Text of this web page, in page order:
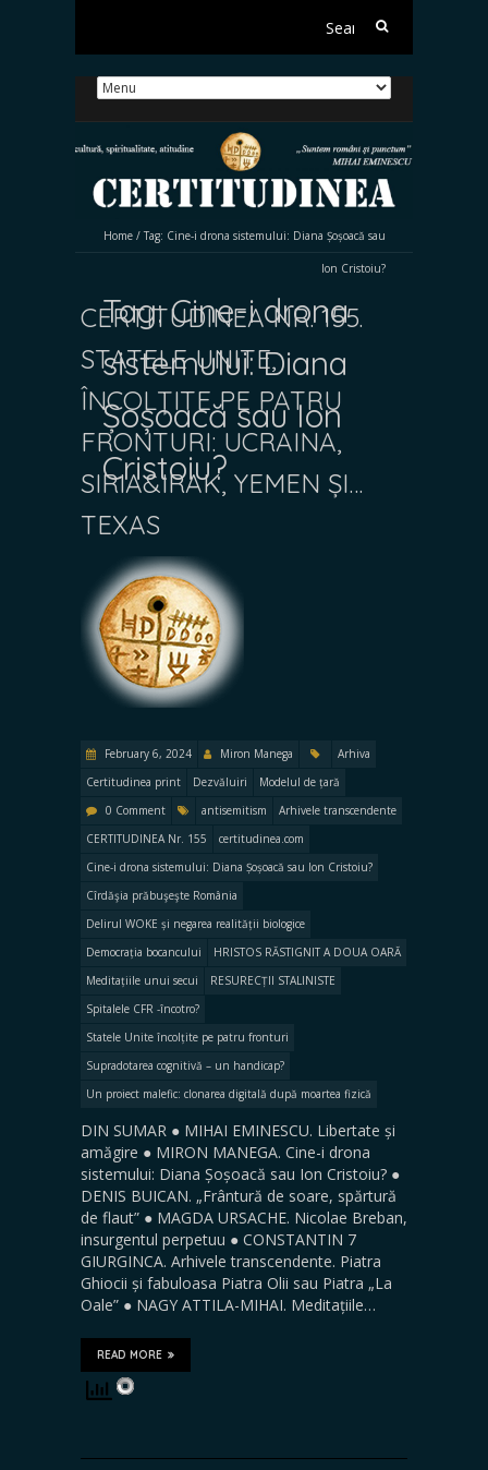
Search
Home / Tag: Cine-i drona sistemului: Diana Șoșoacă sau
Ion Cristoiu?
Tag:Cine-i drona
sistemului: Diana
Șoșoacă sau Ion
Cristoiu?
CERTITUDINEA NR. 155.
STATELE UNITE,
ÎNCOLȚITE PE PATRU
FRONTURI: UCRAINA,
SIRIA&IRAK, YEMEN ȘI…
TEXAS
February 6, 2024 Miron Manega
Arhiva
Certitudinea print
Dezvăluiri
Modelul de țară
0 Comment
antisemitism
Arhivele transcendente
CERTITUDINEA Nr. 155
certitudinea.com
Cine-i drona sistemului: Diana Șoșoacă sau Ion Cristoiu?
Cîrdăşia prăbuşeşte România
Delirul WOKE și negarea realității biologice
Democrația bocancului
HRISTOS RĂSTIGNIT A DOUA OARĂ
Meditațiile unui secui
RESURECȚII STALINISTE
Spitalele CFR -încotro?
Statele Unite încolțite pe patru fronturi
Supradotarea cognitivă – un handicap?
Un proiect malefic: clonarea digitală după moartea fizică
DIN SUMAR ● MIHAI EMINESCU. Libertate și
amăgire ● MIRON MANEGA. Cine-i drona
sistemului: Diana Șoșoacă sau Ion Cristoiu? ●
DENIS BUICAN. „Frântură de soare, spărtură
de flaut” ● MAGDA URSACHE. Nicolae Breban,
insurgentul perpetuu ● CONSTANTIN 7
GIURGINCA. Arhivele transcendente. Piatra
Ghiocii și fabuloasa Piatra Olii sau Piatra „La
Oale” ● NAGY ATTILA-MIHAI. Meditațiile…
READ MORE